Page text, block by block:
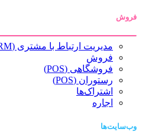
فروش
مدیریت ارتباط با مشتری (CRM)
فروش
فروشگاهی (POS)
رستوران (POS)
اشتراک‌ها
اجاره
وب‌سایت‌ها